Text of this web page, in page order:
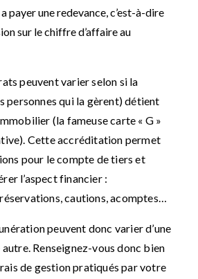
payer une redevance, c’est-à-dire
sur le chiffre d’affaire au
peuvent varier selon si la
personnes qui la gèrent) détient
(la fameuse carte « G »
Cette accréditation permet
pour le compte de tiers et
l’aspect financier :
cautions, acomptes…
peuvent donc varier d’une
Renseignez-vous donc bien
de gestion pratiqués par votre